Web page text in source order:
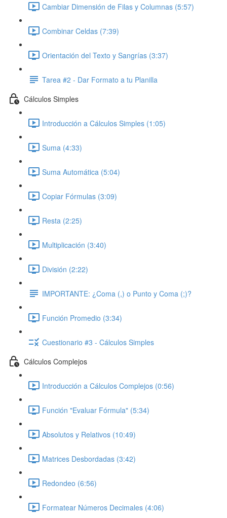
Cambiar Dimensión de Filas y Columnas (5:57)
Combinar Celdas (7:39)
Orientación del Texto y Sangrías (3:37)
Tarea #2 - Dar Formato a tu Planilla
Cálculos Simples
Introducción a Cálculos Simples (1:05)
Suma (4:33)
Suma Automática (5:04)
Copiar Fórmulas (3:09)
Resta (2:25)
Multiplicación (3:40)
División (2:22)
IMPORTANTE: ¿Coma (,) o Punto y Coma (;)?
Función Promedio (3:34)
Cuestionario #3 - Cálculos Simples
Cálculos Complejos
Introducción a Cálculos Complejos (0:56)
Función "Evaluar Fórmula" (5:34)
Absolutos y Relativos (10:49)
Matrices Desbordadas (3:42)
Redondeo (6:56)
Formatear Números Decimales (4:06)